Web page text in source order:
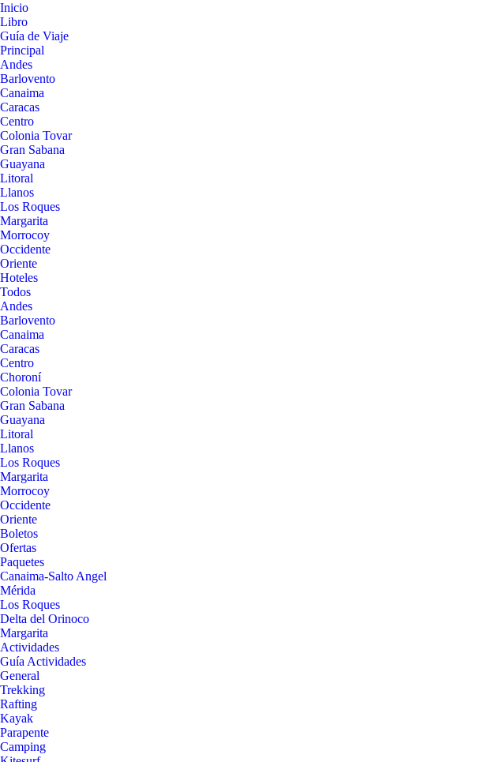
Inicio
Libro
Guía de Viaje
Principal
Andes
Barlovento
Canaima
Caracas
Centro
Colonia Tovar
Gran Sabana
Guayana
Litoral
Llanos
Los Roques
Margarita
Morrocoy
Occidente
Oriente
Hoteles
Todos
Andes
Barlovento
Canaima
Caracas
Centro
Choroní
Colonia Tovar
Gran Sabana
Guayana
Litoral
Llanos
Los Roques
Margarita
Morrocoy
Occidente
Oriente
Boletos
Ofertas
Paquetes
Canaima-Salto Angel
Mérida
Los Roques
Delta del Orinoco
Margarita
Actividades
Guía Actividades
General
Trekking
Rafting
Kayak
Parapente
Camping